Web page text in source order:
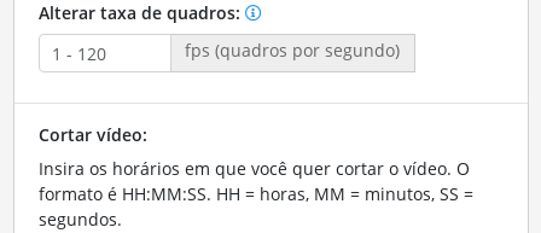
Alterar taxa de quadros:
fps (quadros por segundo)
Cortar vídeo:
Insira os horários em que você quer cortar o vídeo. O
formato é HH:MM:SS. HH = horas, MM = minutos, SS =
segundos.